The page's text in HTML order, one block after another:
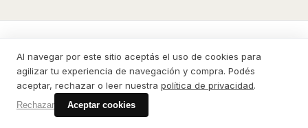
La Cebra
CATÁLOGOCONTACTOPRIVACIDAD DESDE EL EXTERIOR
CÓMO COMPRAR
© 2026 La Cebra
Al navegar por este sitio aceptás el uso de cookies para
agilizar tu experiencia de navegación y compra. Podés
aceptar, rechazar o leer nuestra política de privacidad.
Rechazar Aceptar cookies